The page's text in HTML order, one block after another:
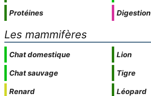
Protéines
Digestion
Les mammifères
Chat domestique
Chat sauvage
Renard
Lion
Tigre
Léopard